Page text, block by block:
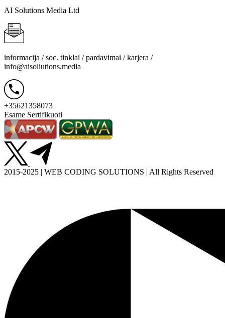
AI Solutions Media Ltd
informacija / soc. tinklai / pardavimai / karjera /
info@aisoliutions.media
+35621358073
Esame Sertifikuoti
2015-2025 | WEB CODING SOLUTIONS | All Rights Reserved